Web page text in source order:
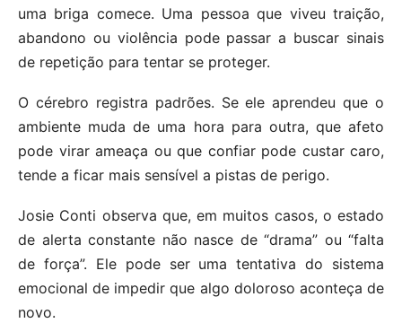
uma briga comece. Uma pessoa que viveu traição,
abandono ou violência pode passar a buscar sinais
de repetição para tentar se proteger.
O cérebro registra padrões. Se ele aprendeu que o
ambiente muda de uma hora para outra, que afeto
pode virar ameaça ou que confiar pode custar caro,
tende a ficar mais sensível a pistas de perigo.
Josie Conti observa que, em muitos casos, o estado
de alerta constante não nasce de “drama” ou “falta
de força”. Ele pode ser uma tentativa do sistema
emocional de impedir que algo doloroso aconteça de
novo.